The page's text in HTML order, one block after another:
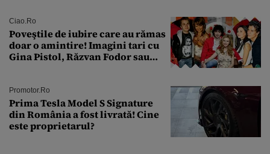
Ciao.ro
Poveştile de iubire care au rămas
doar o amintire! Imagini tari cu
Gina Pistol, Răzvan Fodor sau
Promotor.ro
Prima Tesla Model S Signature
din România a fost livrată! Cine
este proprietarul?